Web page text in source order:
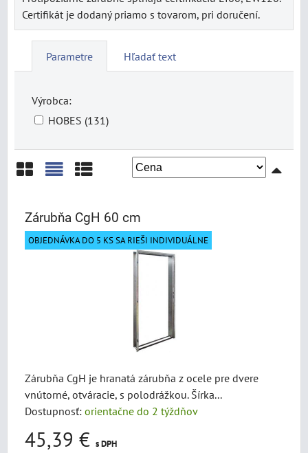
Certifikát je dodaný priamo s tovarom, pri doručení.
Parametre Hľadať text
Výrobca:
HOBES (131)
Zárubňa CgH 60 cm
OBJEDNÁVKA DO 5 KS SA RIEŠI INDIVIDUÁLNE
Zárubňa CgH je hranatá zárubňa z ocele pre dvere
vnútorné, otváracie, s polodrážkou. Šírka...
Dostupnosť: orientačne do 2 týždňov
45,39 € s DPH